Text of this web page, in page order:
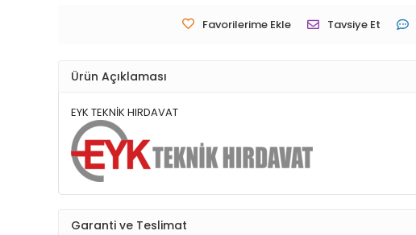
Favorilerime Ekle Tavsiye Et
Ürün Açıklaması
EYK TEKNİK HIRDAVAT
Garanti ve Teslimat